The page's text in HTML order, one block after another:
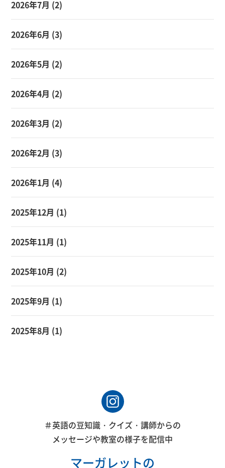
2026年7月 (2)
2026年6月 (3)
2026年5月 (2)
2026年4月 (2)
2026年3月 (2)
2026年2月 (3)
2026年1月 (4)
2025年12月 (1)
2025年11月 (1)
2025年10月 (2)
2025年9月 (1)
2025年8月 (1)
＃英語の豆知識・クイズ・講師からの
メッセージや教室の様子を配信中
マーガレットの